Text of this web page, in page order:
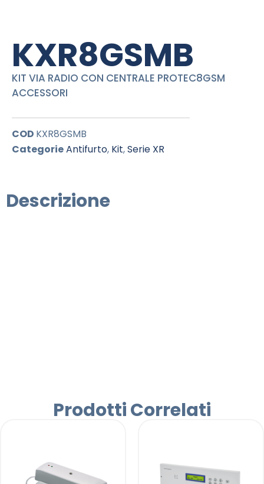
KXR8GSMB
KIT VIA RADIO CON CENTRALE PROTEC8GSM
ACCESSORI
COD KXR8GSMB
CategorieAntifurto, Kit,Serie XR
Descrizione
Prodotti Correlati